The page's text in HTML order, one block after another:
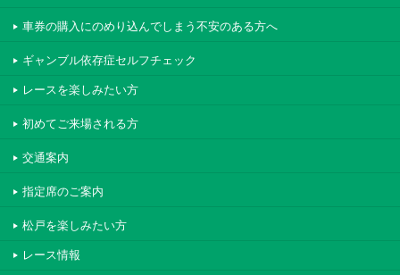
車券の購入にのめり込んでしまう不安のある方へ
ギャンブル依存症セルフチェック
レースを楽しみたい方
初めてご来場される方
交通案内
指定席のご案内
松戸を楽しみたい方
レース情報